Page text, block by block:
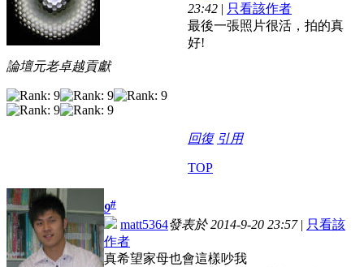
論壇元老卓越貢獻
23:42 | 只看該作者
最後一張照片很活，拍的真
好!
回復 引用
TOP
9#
matt5364發表於 2014-9-20 23:57| 只看該
作者
真希望家母也會這樣吵我